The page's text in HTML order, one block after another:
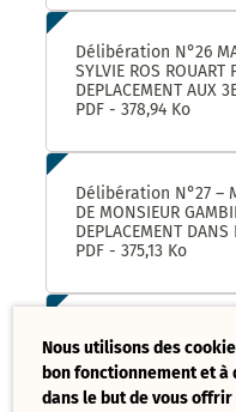
Délibération N°26
SYLVIE ROS ROUART
DEPLACEMENT AUX
VOIE D’ARLES A ARLES
PDF - 378,94 Ko
Délibération N°27 –
DE MONSIEUR GAMBIER
DEPLACEMENT DANS
FORUM DES ELUS
PDF - 375,13 Ko
Liste des
Conseil Municipal 17
PDF - 121,08 Ko
Nous utilisons des
bon fonctionnement et à
dans le but de vous